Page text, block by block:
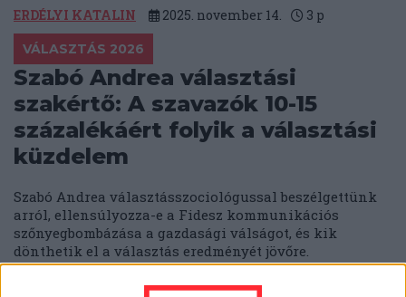
ERDÉLYI KATALIN 2025. november 14. 3 p
VÁLASZTÁS 2026
Szabó Andrea választási
szakértő: A szavazók 10-15
százalékáért folyik a választási
küzdelem
Szabó Andrea választásszociológussal beszélgettünk
arról, ellensúlyozza-e a Fidesz kommunikációs
szőnyegbombázása a gazdasági válságot, és kik
dönthetik el a választás eredményét jövőre.
2025. november 12.